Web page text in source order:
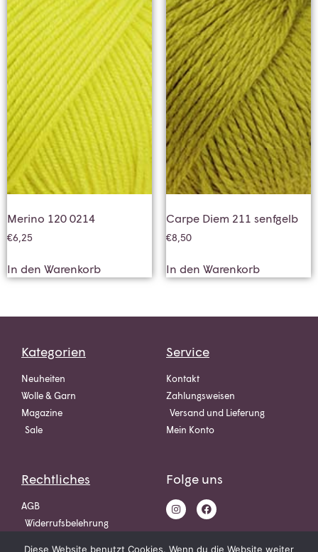
Merino 120 0214
€6,25
In den Warenkorb
Carpe Diem 211 senfgelb
€8,50
In den Warenkorb
Kategorien
Neuheiten
Wolle & Garn
Magazine
Sale
Service
Kontakt
Zahlungsweisen
Versand und Lieferung
Mein Konto
Rechtliches
AGB
Widerrufsbelehrung
Folge uns
Diese Website benutzt Cookies. Wenn du die Website weiter